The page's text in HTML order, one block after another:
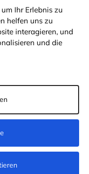
Policy
von Waren
Einstellungen
. All Rights Reserved.
Ihr Erlebnis zu
helfen uns zu
interagieren, und
und die